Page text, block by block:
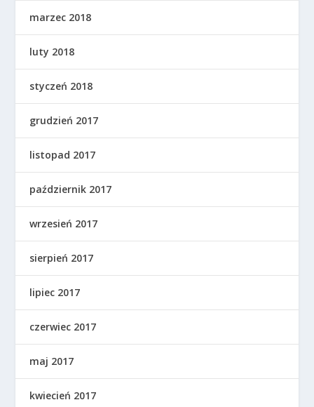
marzec 2018
luty 2018
styczeń 2018
grudzień 2017
listopad 2017
październik 2017
wrzesień 2017
sierpień 2017
lipiec 2017
czerwiec 2017
maj 2017
kwiecień 2017